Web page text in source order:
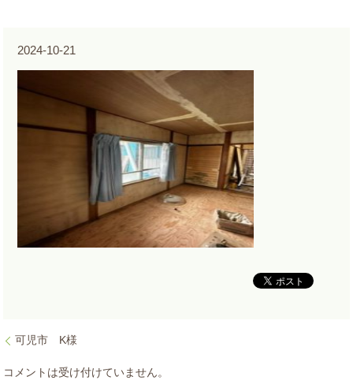
2024-10-21
可児市 K様
コメントは受け付けていません。